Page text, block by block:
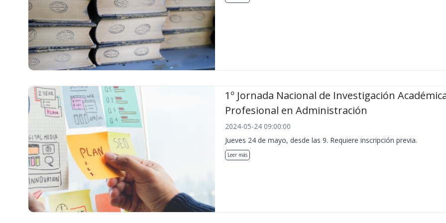
1º Jornada Nacional de Investigación
Profesional en Administración
2024-05-24 09:00:00
Jueves 24 de mayo, desde las 9. Requiere inscripción previa.
Leer más